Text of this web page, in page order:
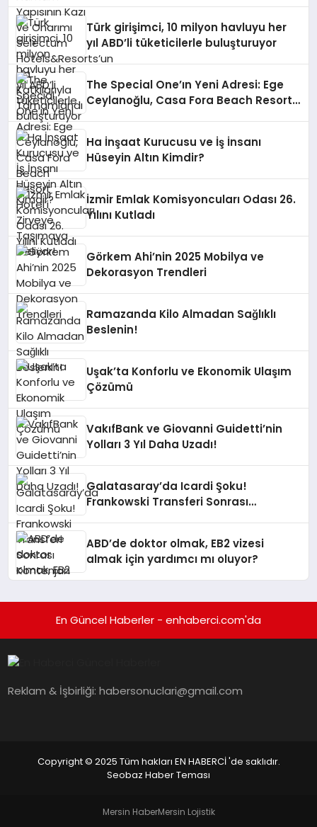
Türk girişimci, 10 milyon havluyu her
yıl ABD’li tüketicilerle buluşturuyor
The Special One’ın Yeni Adresi: Ege
Ceylanoğlu, Casa Fora Beach Resort
Ha İnşaat Kurucusu ve İş İnsanı
Hüseyin Altın Kimdir?
İzmir Emlak Komisyoncuları Odası 26.
Yılını Kutladı
Görkem Ahi’nin 2025 Mobilya ve
Dekorasyon Trendleri
Ramazanda Kilo Almadan Sağlıklı
Beslenin!
Uşak’ta Konforlu ve Ekonomik Ulaşım
Çözümü
VakıfBank ve Giovanni Guidetti’nin
Yolları 3 Yıl Daha Uzadı!
Galatasaray’da Icardi Şoku!
Frankowski Transferi Sonrası
ABD’de doktor olmak, EB2 vizesi
almak için yardımcı mı oluyor?
En Güncel Haberler - enhaberci.com'da
Reklam & İşbirliği:habersonuclari@gmail.com
Copyright © 2025 Tüm hakları EN HABERCİ 'de saklıdır.
Seobaz Haber Teması
Mersin HaberMersin Lojistik